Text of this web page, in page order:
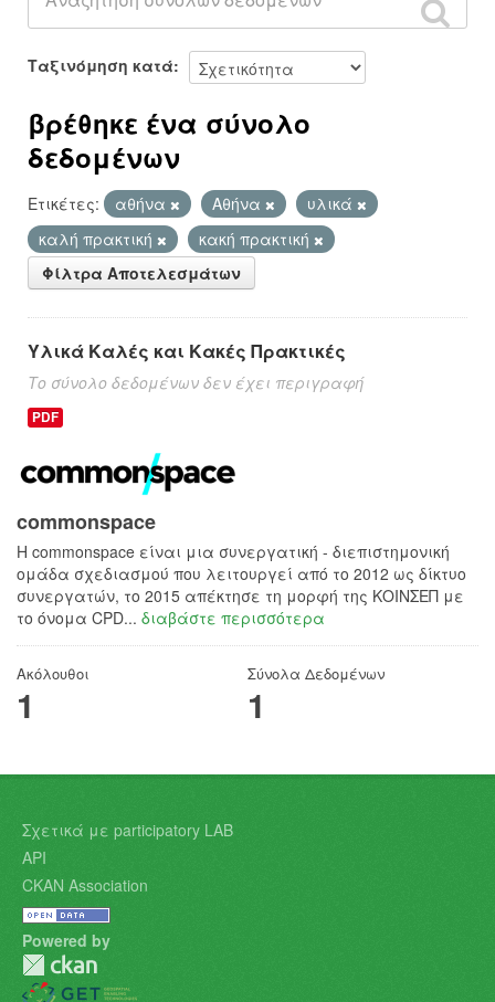
Ταξινόμηση κατά
βρέθηκε ένα σύνολο
δεδομένων
Ετικέτες: αθήνα Αθήνα
υλικά
καλή πρακτική
κακή πρακτική
Φίλτρα Αποτελεσμάτων
Υλικά Καλές και Κακές Πρακτικές
Το σύνολο δεδομένων δεν έχει περιγραφή
PDF
commonspace
H commonspace είναι μια συνεργατική - διεπιστημονική
ομάδα σχεδιασμού που λειτουργεί από το 2012 ως δίκτυο
συνεργατών, το 2015 απέκτησε τη μορφή της ΚΟΙΝΣΕΠ με
το όνομα CPD... διαβάστε περισσότερα
Ακόλουθοι
1
Σύνολα Δεδομένων
1
Σχετικά με participatory LAB
API
CKAN Association
Powered by